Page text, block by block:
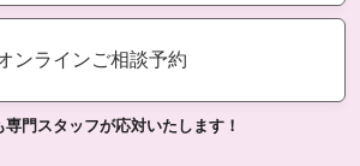
ンラインご相談予約
専門スタッフが応対いたします！